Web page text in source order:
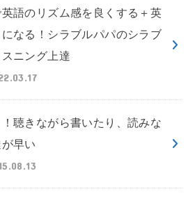
語のリズム感を良くする＋英
なる！シラブルパパのシラブ
ニング上達
聴きながら書いたり、読みな
早い